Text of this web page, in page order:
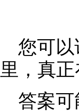
您可
里，真
答案